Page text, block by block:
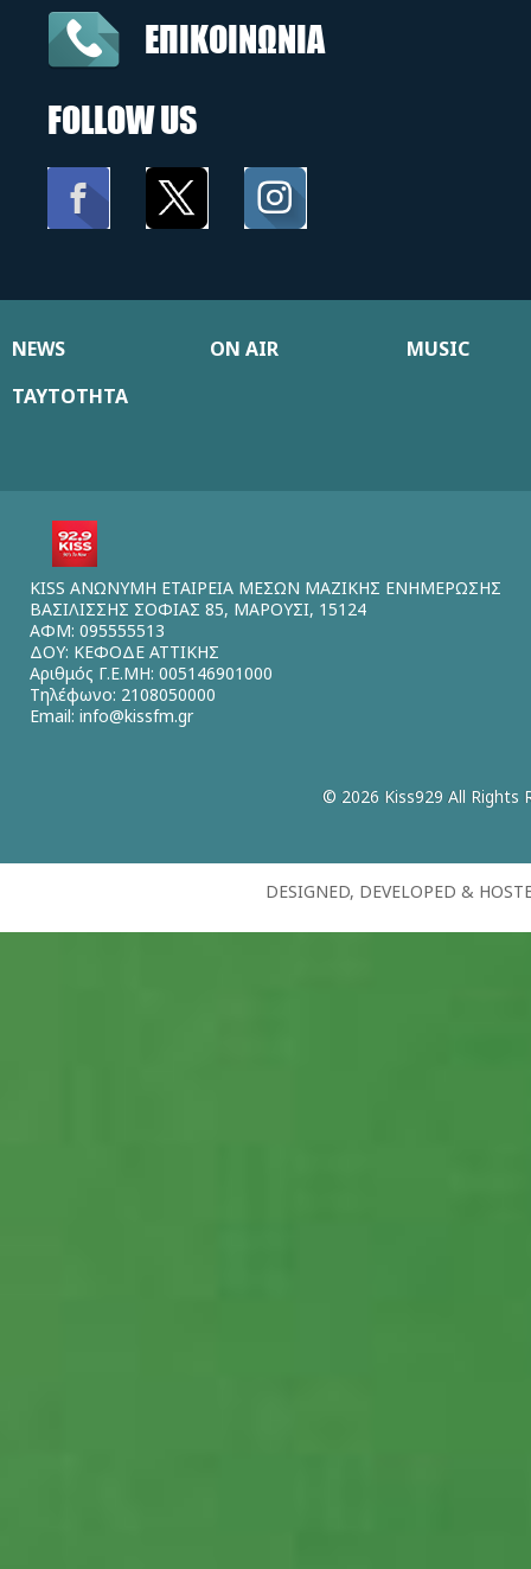
ΕΠΙΚΟΙΝΩΝΙΑ
FOLLOW US
NEWS ON AIR
MUSIC
ΤΑΥΤΟΤΗΤΑ
KISS ΑΝΩΝΥΜΗ ΕΤΑΙΡΕΙΑ ΜΕΣΩΝ ΜΑΖΙΚΗΣ ΕΝΗΜΕΡΩΣΗΣ
ΒΑΣΙΛΙΣΣΗΣ ΣΟΦΙΑΣ 85, ΜΑΡΟΥΣΙ, 15124
ΑΦΜ: 095555513
ΔΟΥ: ΚΕΦΟΔΕ ΑΤΤΙΚΗΣ
Αριθμός Γ.Ε.ΜΗ: 005146901000
Τηλέφωνο: 2108050000
Email: info@kissfm.gr
© 2026 Kiss929 All Rights
DESIGNED, DEVELOPED &